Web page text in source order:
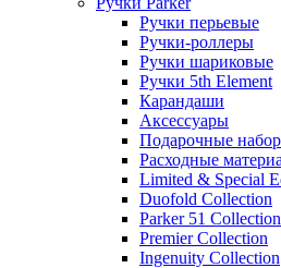
Ручки перьевые
Ручки-роллеры
Ручки шариковые
Ручки 5th Element
Карандаши
Аксессуары
Подарочные
Расходные
Limited & Special
Duofold Collection
Parker 51 Collection
Premier Collection
Ingenuity Collection